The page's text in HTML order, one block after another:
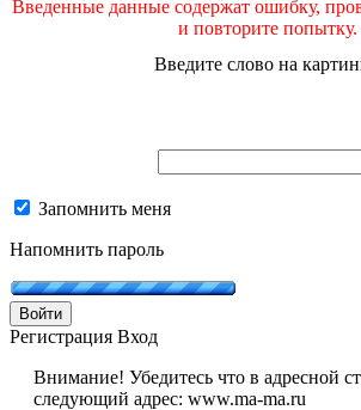
Введенные данные содержат ошибку,
и повторите попытку.
Введите слово на
Запомнить меня
Напомнить пароль
Войти
Регистрация Вход
Внимание! Убедитесь что в адресной
следующий адрес: www.ma-ma.ru